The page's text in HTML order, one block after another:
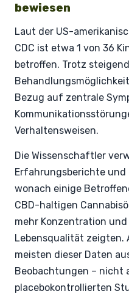
bewiesen
Laut der US-
CDC ist etwa 1 von 36
betroffen. Trotz
Bezug auf zentrale
Verhaltensweisen.
Die Wissenschaftler
Erfahrungsberichte und
wonach einige
CBD-haltigen
mehr Konzentration und
Lebensqualität zeigten.
meisten dieser Daten
Beobachtungen – nicht
placebokontrollierten